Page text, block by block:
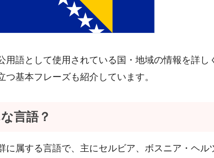
用語として使用されている国・地域の情報を詳し
基本フレーズも紹介しています。
言語？
に属する言語で、主にセルビア、ボスニア・ヘル